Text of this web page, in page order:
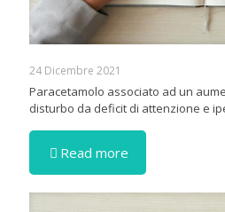
24 Dicembre 2021
Paracetamolo associato ad un
disturbo da deficit di attenzione e
Read more